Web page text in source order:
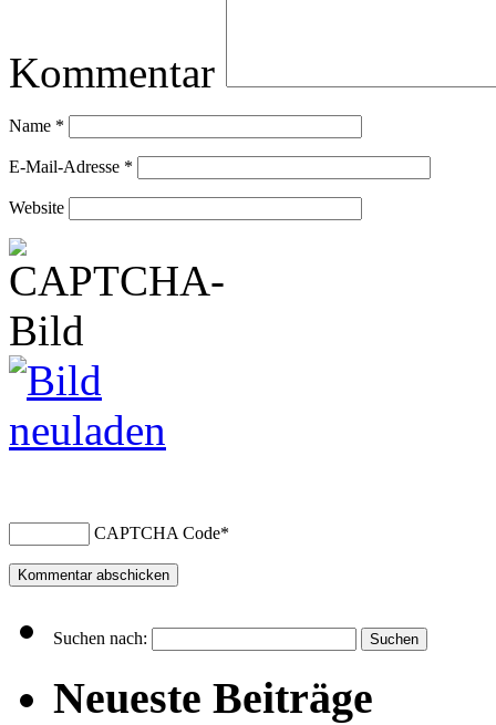
Kommentar
Name *
E-Mail-Adresse *
Website
CAPTCHA Code*
Suchen nach:
Neueste Beiträge